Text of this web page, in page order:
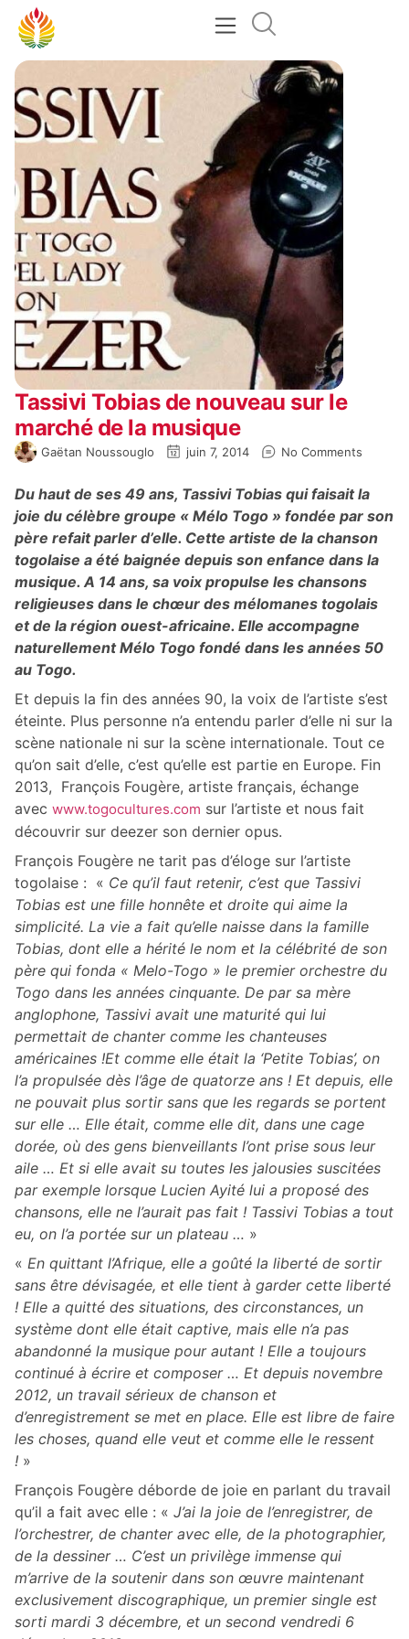
Tassivi Tobias de nouveau sur le
marché de la musique
Gaëtan Noussouglo juin 7, 2014 No Comments
Du haut de ses 49 ans, Tassivi Tobias qui faisait la
joie du célèbre groupe « Mélo Togo » fondée par son
père refait parler d’elle. Cette artiste de la chanson
togolaise a été baignée depuis son enfance dans la
musique. A 14 ans, sa voix propulse les chansons
religieuses dans le chœur des mélomanes togolais
et de la région ouest-africaine. Elle accompagne
naturellement Mélo Togo fondé dans les années 50
au Togo.
Et depuis la fin des années 90, la voix de l’artiste s’est
éteinte. Plus personne n’a entendu parler d’elle ni sur la
scène nationale ni sur la scène internationale. Tout ce
qu’on sait d’elle, c’est qu’elle est partie en Europe. Fin
2013, François Fougère, artiste français, échange
avec www.togocultures.com sur l’artiste et nous fait
découvrir sur deezer son dernier opus.
François Fougère ne tarit pas d’éloge sur l’artiste
togolaise : « Ce qu’il faut retenir, c’est que Tassivi
Tobias est une fille honnête et droite qui aime la
simplicité. La vie a fait qu’elle naisse dans la famille
Tobias, dont elle a hérité le nom et la célébrité de son
père qui fonda « Melo-Togo » le premier orchestre du
Togo dans les années cinquante. De par sa mère
anglophone, Tassivi avait une maturité qui lui
permettait de chanter comme les chanteuses
américaines !Et comme elle était la ‘Petite Tobias’, on
l’a propulsée dès l’âge de quatorze ans ! Et depuis, elle
ne pouvait plus sortir sans que les regards se portent
sur elle … Elle était, comme elle dit, dans une cage
dorée, où des gens bienveillants l’ont prise sous leur
aile … Et si elle avait su toutes les jalousies suscitées
par exemple lorsque Lucien Ayité lui a proposé des
chansons, elle ne l’aurait pas fait ! Tassivi Tobias a tout
eu, on l’a portée sur un plateau … »
« En quittant l’Afrique, elle a goûté la liberté de sortir
sans être dévisagée, et elle tient à garder cette liberté
! Elle a quitté des situations, des circonstances, un
système dont elle était captive, mais elle n’a pas
abandonné la musique pour autant ! Elle a toujours
continué à écrire et composer … Et depuis novembre
2012, un travail sérieux de chanson et
d’enregistrement se met en place. Elle est libre de faire
les choses, quand elle veut et comme elle le ressent
! »
François Fougère déborde de joie en parlant du travail
qu’il a fait avec elle : « J’ai la joie de l’enregistrer, de
l’orchestrer, de chanter avec elle, de la photographier,
de la dessiner … C’est un privilège immense qui
m’arrive de la soutenir dans son œuvre maintenant
exclusivement discographique, un premier single est
sorti mardi 3 décembre, et un second vendredi 6